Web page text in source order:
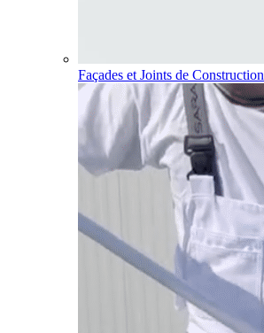
Façades et Joints de Construction